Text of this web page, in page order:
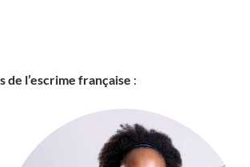
de l’escrime française :